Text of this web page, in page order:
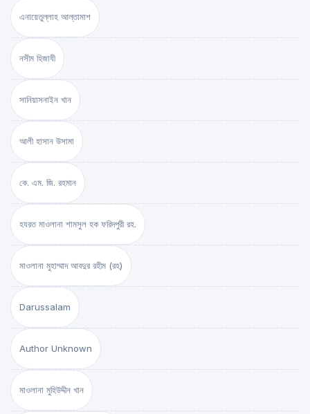
এনায়েতুল্লাহ আল্‌তামাশ
নসীম হিজাযী
সানিয়াসনাইন খান
আলী হাসান উসামা
কে. এম. জি. রহমান
হযরত মাওলানা শামসুল হক ফরিদপুরী রহ.
মাওলানা মুহাম্মাদ আবদুর রহীম (রহ)
Darussalam
Author Unknown
মাওলানা মুহিউদ্দীন খান